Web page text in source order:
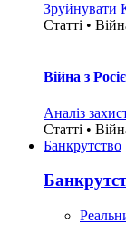
Зруйнувати
Статті •
Війна з
Аналіз
Статті •
Банкрутство